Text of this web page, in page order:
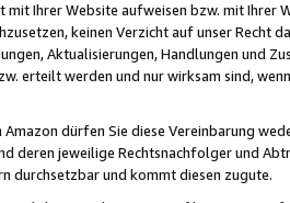
Ihrer Website aufweisen bzw. mit Ihrer
keinen Verzicht auf unser Recht
Aktualisierungen, Handlungen und
erteilt werden und nur wirksam sind,
dürfen Sie diese Vereinbarung
deren jeweilige Rechtsnachfolger und
durchsetzbar und kommt diesen zugute.